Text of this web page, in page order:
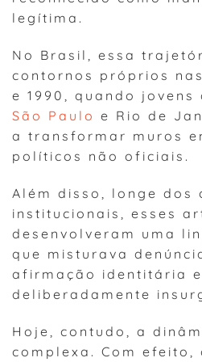
legítima.
No Brasil, essa
contornos próprios
e 1990, quando
São Paulo e Rio de
a transformar muros
políticos não oficiais.
Além disso, longe dos
institucionais, esses
desenvolveram uma
que misturava
afirmação identitária
deliberadamente
Hoje, contudo, a
complexa. Com